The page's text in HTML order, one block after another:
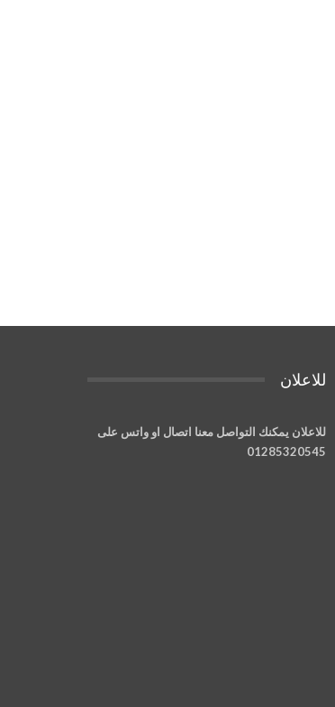
للاعلان
للاعلان يمكنك التواصل معنا اتصال او واتس على
01285320545